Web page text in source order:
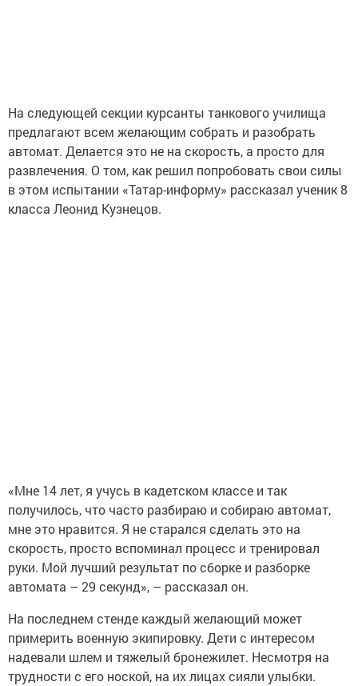
На следующей секции курсанты танкового училища
предлагают всем желающим собрать и разобрать
автомат. Делается это не на скорость, а просто для
развлечения. О том, как решил попробовать свои силы
в этом испытании «Татар-информу» рассказал ученик 8
класса Леонид Кузнецов.
«Мне 14 лет, я учусь в кадетском классе и так
получилось, что часто разбираю и собираю автомат,
мне это нравится. Я не старался сделать это на
скорость, просто вспоминал процесс и тренировал
руки. Мой лучший результат по сборке и разборке
автомата – 29 секунд», – рассказал он.
На последнем стенде каждый желающий может
примерить военную экипировку. Дети с интересом
надевали шлем и тяжелый бронежилет. Несмотря на
трудности с его ноской, на их лицах сияли улыбки.